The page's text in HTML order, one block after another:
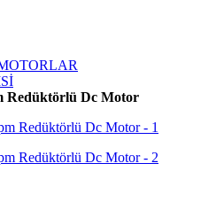
Redüktörlü Dc Motor